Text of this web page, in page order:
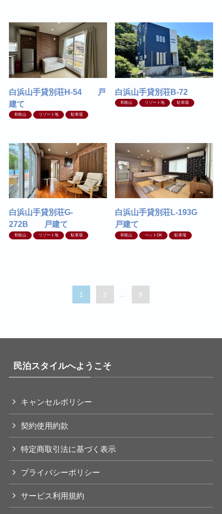
白浜山手貸別荘H-54 戸
建て
和歌山 リゾート地 駐車場
白浜山手貸別荘B-72
和歌山 リゾート地 駐車場
白浜山手貸別荘G-
272B 戸建て
和歌山 リゾート地 駐車場
白浜山手貸別荘L-193G
戸建て
和歌山 ペットOK 駐車場
1 2 8
民泊スタイルへようこそ
キャンセルポリシー
契約使用約款
特定商取引法に基づく表示
プライバシーポリシー
サービス利用規約